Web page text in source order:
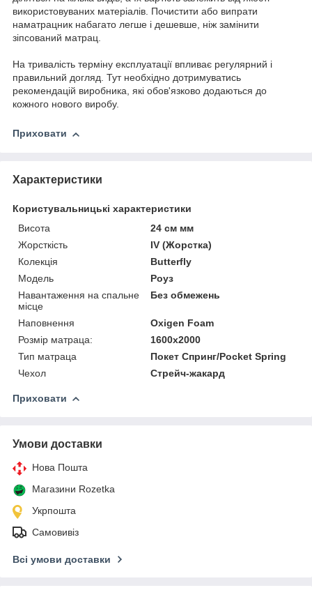
використовуваних матеріалів. Почистити або випрати
наматрацник набагато легше і дешевше, ніж замінити
зіпсований матрац.
На тривалість терміну експлуатації впливає регулярний і
правильний догляд. Тут необхідно дотримуватись
рекомендацій виробника, які обов'язково додаються до
кожного нового виробу.
Приховати
Характеристики
Користувальницькі характеристики
Висота
24 см мм
Жорсткість
IV (Жорстка)
Колекція
Butterfly
Мoдель
Роуз
Навантаження на спальне
місце
Без обмежень
Наповнення
Oxigen Foam
Розмір матраца:
1600x2000
Тип матраца
Покет Спринг/Pocket Spring
Чехол
Стрейч-жакард
Приховати
Умови доставки
Нова Пошта
Магазини Rozetka
Укрпошта
Самовивіз
Всі умови доставки